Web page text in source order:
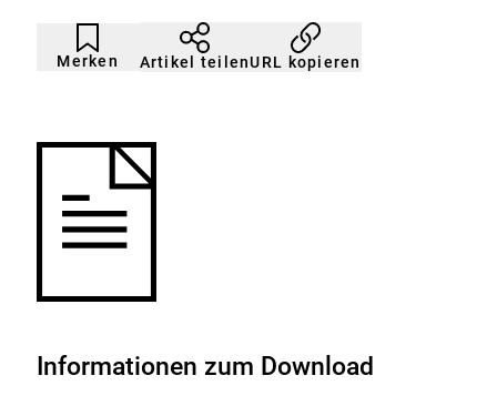
Merken
Artikel
nicht
gemerkt
Durch
Klicken
der
Artikel teilenURL kopieren
Informationen zum Download